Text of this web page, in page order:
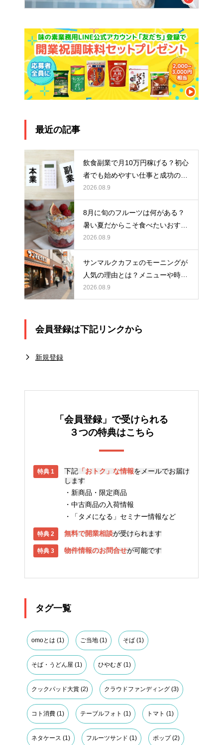
最近の記事
飲食副業で月10万円稼げる？初心
者でも始めやすい仕事と成功のポ
イントを解説
2026.08.9
8月に旬のフルーツは何がある？
暑い夏だからこそ食べたいおすす
めスイーツ5選！
2026.08.9
サンマルクカフェのモーニングが
人気の理由とは？メニューや時
間、おすすめの楽しみ方を紹介
2026.08.9
会員登録は下記リンクから
新規登録
「会員登録」で受けられる
３つの特典はこちら
下記 「おトク」な情報をメールでお届け
します
新商品・限定商品
中古商品の入荷情報
「タメになる」セミナー情報など
無料で開業相談が受けられます
物件情報のお問合せが可能です
タグ一覧
omoとは (1) ご当地 (1) そば (1)
そば・うどん屋 (1) ひやむぎ (1)
クックパッド大賞 (2) クラウドファンディング (3)
コト消費 (1) テーブルフォト (1) トマト (1)
ネタケース (1) フルーツサンド (1) ポップ(2)